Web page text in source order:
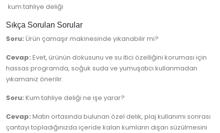
kum tahliye deliği
Sıkça Sorulan Sorular
Soru: Ürün çamaşır makinesinde yıkanabilir mi?
Cevap: Evet, ürünün dokusunu ve su itici özelliğini koruması için
hassas programda, soğuk suda ve yumuşatıcı kullanmadan
yıkamanız önerilir.
Soru: Kum tahliye deliği ne işe yarar?
Cevap: Matın ortasında bulunan özel delik, plaj kullanımı sonrası
çantayı topladığınızda içeride kalan kumların dışarı süzülmesini